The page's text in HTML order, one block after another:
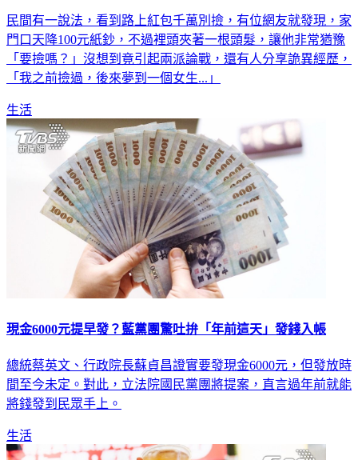
民間有一說法，看到路上紅包千萬別撿，有位網友就發現，家
門口天降100元紙鈔，不過裡頭夾著一根頭髮，讓他非常猶豫
「要撿嗎？」沒想到竟引起兩派論戰，還有人分享詭異經歷，
「我之前撿過，後來夢到一個女生...」
生活
現金6000元提早發？藍黨團驚吐拚「年前這天」發錢入帳
總統蔡英文、行政院長蘇貞昌證實要發現金6000元，但發放時
間至今未定。對此，立法院國民黨團將提案，直言過年前就能
將錢發到民眾手上。
生活